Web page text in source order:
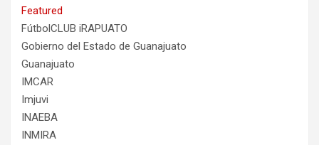
Featured
FútbolCLUB iRAPUATO
Gobierno del Estado de Guanajuato
Guanajuato
IMCAR
Imjuvi
INAEBA
INMIRA